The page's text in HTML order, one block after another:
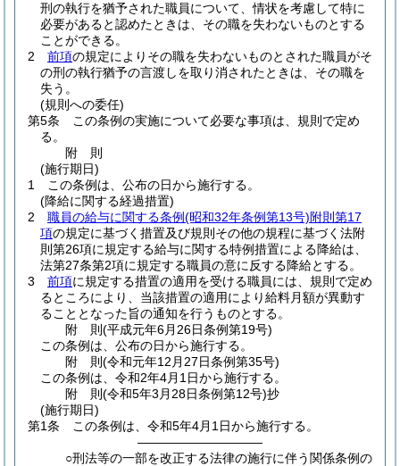
刑の執行を猶予された職員について、情状を考慮して特に
必要があると認めたときは、その職を失わないものとする
ことができる。
2
前項の規定によりその職を失わないものとされた職員がそ
の刑の執行猶予の言渡しを取り消されたときは、その職を
失う。
(規則への委任)
第5条
この条例の実施について必要な事項は、規則で定め
る。
附 則
(施行期日)
1
この条例は、公布の日から施行する。
(降給に関する経過措置)
2
職員の給与に関する条例(昭和32年条例第13号)附則第17
項の規定に基づく措置及び規則その他の規程に基づく法附
則第26項に規定する給与に関する特例措置による降給は、
法第27条第2項に規定する職員の意に反する降給とする。
3
前項に規定する措置の適用を受ける職員には、規則で定め
るところにより、当該措置の適用により給料月額が異動す
ることとなった旨の通知を行うものとする。
附 則(平成元年6月26日条例第19号)
この条例は、公布の日から施行する。
附 則(令和元年12月27日条例第35号)
この条例は、令和2年4月1日から施行する。
附 則(令和5年3月28日条例第12号)抄
(施行期日)
第1条
この条例は、令和5年4月1日から施行する。
――――――――――
○刑法等の一部を改正する法律の施行に伴う関係条例の